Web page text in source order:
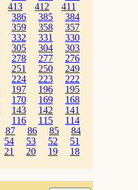
413 412
411
386 385
384
359 358
357
332 331
330
305 304
303
278 277
276
251 250
249
224 223
222
197 196
195
170 169
168
143 142
141
116 115
114
87 86 85
84
54 53 52
51
21 20 19
18